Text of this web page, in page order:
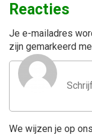
Reacties
Je e-mailadres
zijn gemarkeerd
We wijzen je op ons